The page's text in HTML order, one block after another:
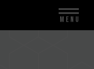
MENU